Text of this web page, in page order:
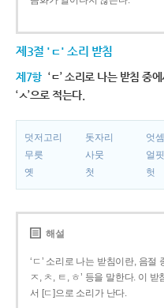
제3절 'ㄷ' 소리 받침
제7항 ‘ㄷ’ 소리로 나는 받침 중
‘ㅅ’으로 적는다.
덧저고리 돗자리 엇셈
무릇
사뭇 얼핏
옛
첫 헛
해설
‘ㄷ’ 소리로 나는 받침이란, 음절
ㅈ, ㅊ, ㅌ, ㅎ’ 등을 말한다. 이
서 [ㄷ]으로 소리가 난다.